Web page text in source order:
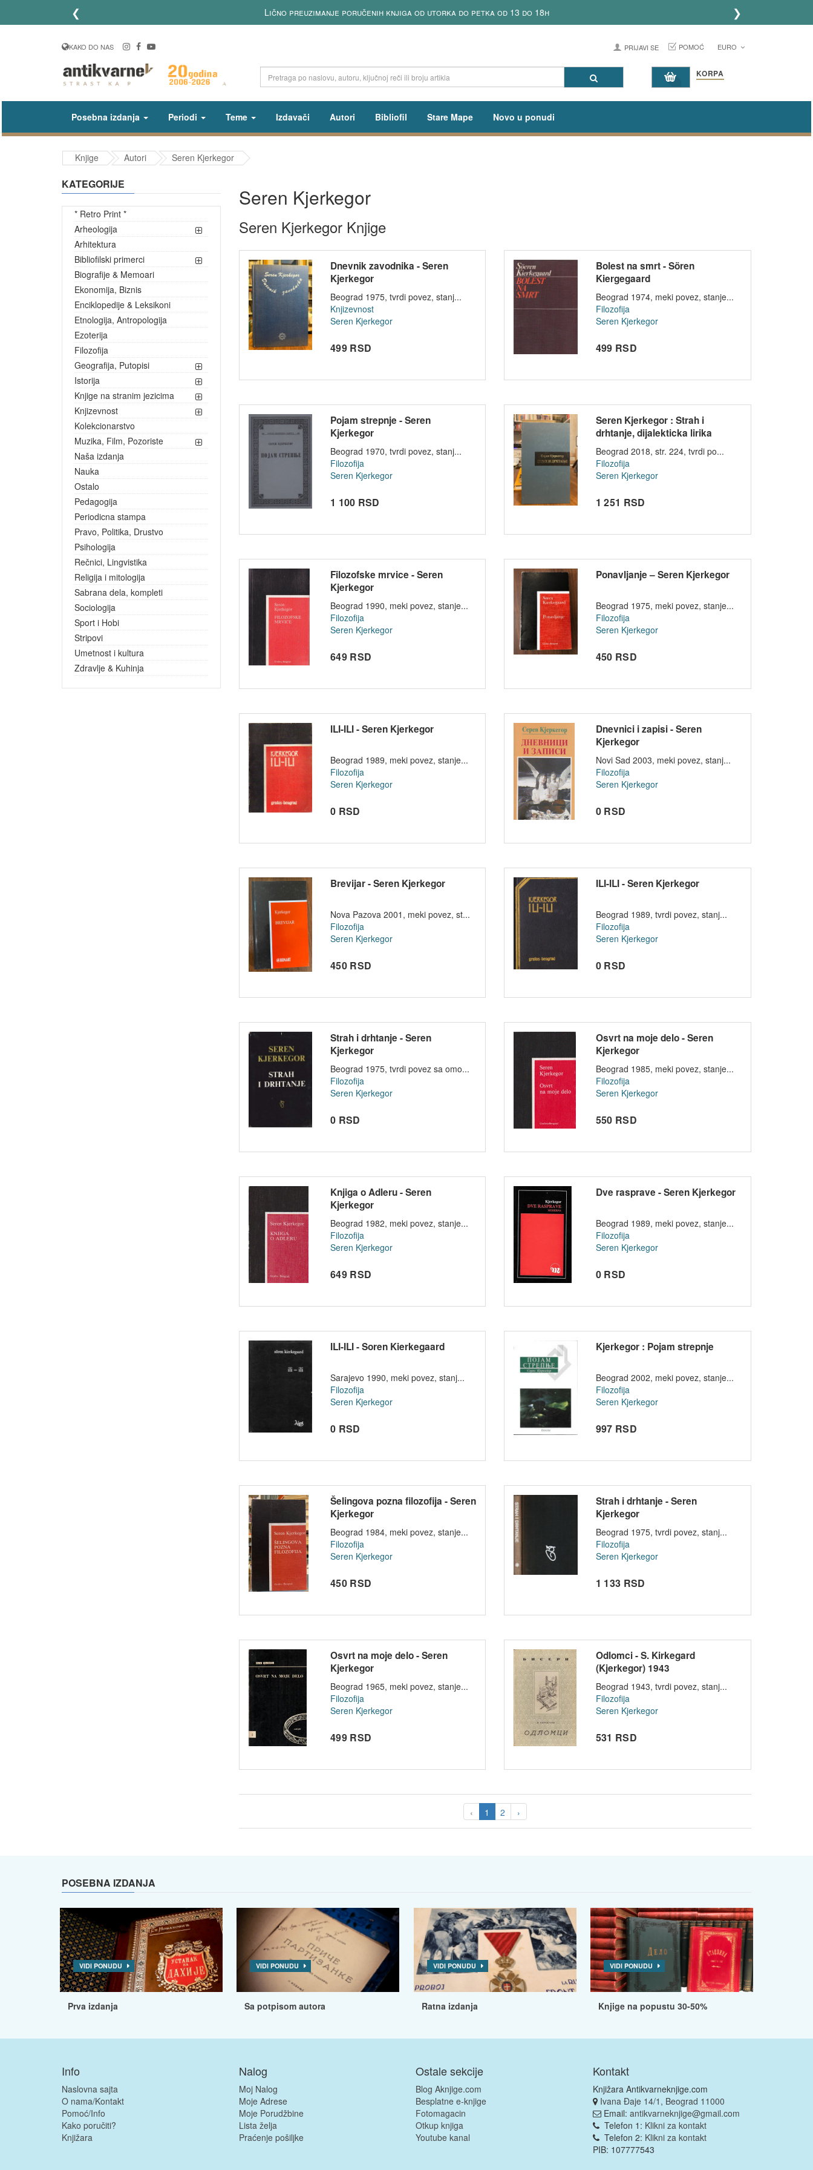
❮ Lično preuzimanje poručenih knjiga od utorka do petka od 13 do 18h ❯
KAKO DO NAS PRIJAVI SE POMOĆ EURO
KORPA
Posebna izdanja Periodi Teme Izdavači Autori Bibliofil Stare Mape Novo u ponudi
Knjige Autori Seren Kjerkegor
KATEGORIJE
* Retro Print *
Arheologija
Arhitektura
Bibliofilski primerci
Biografije & Memoari
Ekonomija, Biznis
Enciklopedije & Leksikoni
Etnologija, Antropologija
Ezoterija
Filozofija
Geografija, Putopisi
Istorija
Knjige na stranim jezicima
Knjizevnost
Kolekcionarstvo
Muzika, Film, Pozoriste
Naša izdanja
Nauka
Ostalo
Pedagogija
Periodicna stampa
Pravo, Politika, Drustvo
Psihologija
Rečnici, Lingvistika
Religija i mitologija
Sabrana dela, kompleti
Sociologija
Sport i Hobi
Stripovi
Umetnost i kultura
Zdravlje & Kuhinja
Seren Kjerkegor
Seren Kjerkegor Knjige
Dnevnik zavodnika - Seren
Kjerkegor
Beograd 1975, tvrdi povez, stanj...
Knjizevnost
Seren Kjerkegor
499 RSD
Bolest na smrt - Sören
Kiergegaard
Beograd 1974, meki povez, stanje...
Filozofija
Seren Kjerkegor
499 RSD
Pojam strepnje - Seren
Kjerkegor
Beograd 1970, tvrdi povez, stanj...
Filozofija
Seren Kjerkegor
1 100 RSD
Seren Kjerkegor : Strah i
drhtanje, dijalekticka lirika
Joha...
Beograd 2018, str. 224, tvrdi po...
Filozofija
Seren Kjerkegor
1 251 RSD
Filozofske mrvice - Seren
Kjerkegor
Beograd 1990, meki povez, stanje...
Filozofija
Seren Kjerkegor
649 RSD
Ponavljanje – Seren Kjerkegor
Beograd 1975, meki povez, stanje...
Filozofija
Seren Kjerkegor
450 RSD
ILI-ILI - Seren Kjerkegor
Beograd 1989, meki povez, stanje...
Filozofija
Seren Kjerkegor
0 RSD
Dnevnici i zapisi - Seren
Kjerkegor
Novi Sad 2003, meki povez, stanj...
Filozofija
Seren Kjerkegor
0 RSD
Brevijar - Seren Kjerkegor
Nova Pazova 2001, meki povez, st...
Filozofija
Seren Kjerkegor
450 RSD
ILI-ILI - Seren Kjerkegor
Beograd 1989, tvrdi povez, stanj...
Filozofija
Seren Kjerkegor
0 RSD
Strah i drhtanje - Seren
Kjerkegor
Beograd 1975, tvrdi povez sa omo...
Filozofija
Seren Kjerkegor
0 RSD
Osvrt na moje delo - Seren
Kjerkegor
Beograd 1985, meki povez, stanje...
Filozofija
Seren Kjerkegor
550 RSD
Knjiga o Adleru - Seren
Kjerkegor
Beograd 1982, meki povez, stanje...
Filozofija
Seren Kjerkegor
649 RSD
Dve rasprave - Seren Kjerkegor
Beograd 1989, meki povez, stanje...
Filozofija
Seren Kjerkegor
0 RSD
ILI-ILI - Soren Kierkegaard
Sarajevo 1990, meki povez, stanj...
Filozofija
Seren Kjerkegor
0 RSD
Kjerkegor : Pojam strepnje
Beograd 2002, meki povez, stanje...
Filozofija
Seren Kjerkegor
997 RSD
Šelingova pozna filozofija - Seren
Kjerkegor
Beograd 1984, meki povez, stanje...
Filozofija
Seren Kjerkegor
450 RSD
Strah i drhtanje - Seren
Kjerkegor
Beograd 1975, tvrdi povez, stanj...
Filozofija
Seren Kjerkegor
1 133 RSD
Osvrt na moje delo - Seren
Kjerkegor
Beograd 1965, meki povez, stanje...
Filozofija
Seren Kjerkegor
499 RSD
Odlomci - S. Kirkegard
(Kjerkegor) 1943
Beograd 1943, tvrdi povez, stanj...
Filozofija
Seren Kjerkegor
531 RSD
‹ 1 2 ›
POSEBNA IZDANJA
VIDI PONUDU
Prva izdanja
VIDI PONUDU
Sa potpisom autora
VIDI PONUDU
Ratna izdanja
VIDI PONUDU
Knjige na popustu 30-50%
Info
Naslovna sajta
O nama/Kontakt
Pomoć/Info
Kako poručiti?
Knjižara
Nalog
Moj Nalog
Moje Adrese
Moje Porudžbine
Lista želja
Praćenje pošiljke
Ostale sekcije
Blog Aknjige.com
Besplatne e-knjige
Fotomagacin
Otkup knjiga
Youtube kanal
Kontakt
Knjižara Antikvarneknjige.com
Ivana Đaje 14/1, Beograd 11000
Email: antikvarneknjige@gmail.com
Telefon 1: Klikni za kontakt
Telefon 2: Klikni za kontakt
PIB: 107777543